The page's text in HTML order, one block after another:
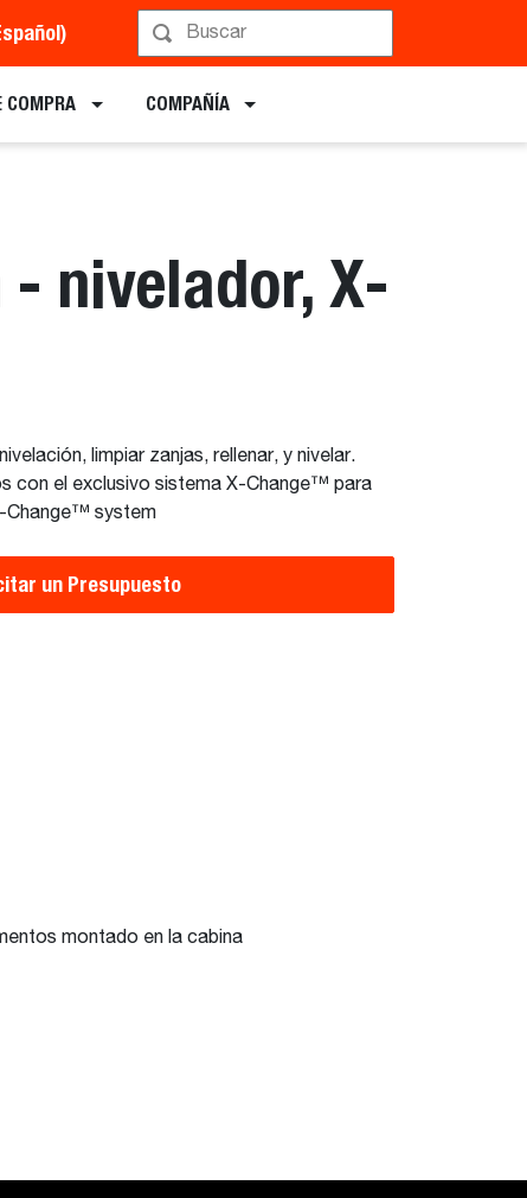
COMPRA COMPAÑÍA
- nivelador, X-
limpiar zanjas, rellenar, y nivelar.
con el exclusivo sistema X-Change™ para
Change™ system
un Presupuesto
montado en la cabina
Implementos